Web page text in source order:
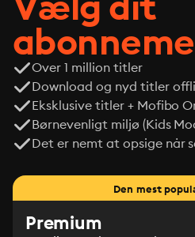
Over 1 million titler
Download og nyd titler
Eksklusive titler + Mofibo
Børnevenligt miljø (Kids
Det er nemt at opsige når
Den mest
Premium